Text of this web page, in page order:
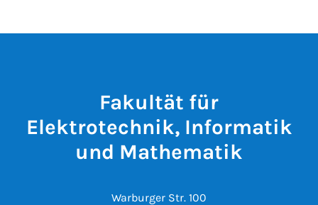
Fakultät für
Elektrotechnik, Informatik
und Mathematik
Warburger Str. 100